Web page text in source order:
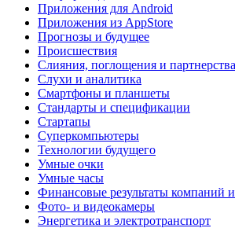
Приложения для Android
Приложения из AppStore
Прогнозы и будущее
Происшествия
Слияния, поглощения и партнерства
Слухи и аналитика
Смартфоны и планшеты
Стандарты и спецификации
Стартапы
Суперкомпьютеры
Технологии будущего
Умные очки
Умные часы
Финансовые результаты компаний и
Фото- и видеокамеры
Энергетика и электротранспорт